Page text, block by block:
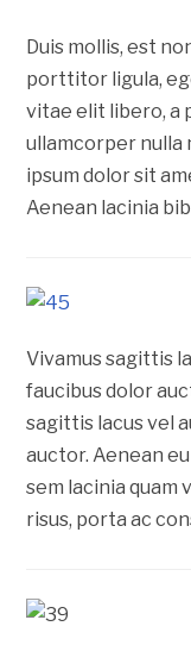
Duis mollis, est
porttitor ligula,
vitae elit libero, a
ullamcorper nulla
ipsum dolor sit
Aenean lacinia
Vivamus sagittis
faucibus dolor
sagittis lacus vel
auctor. Aenean
sem lacinia quam
risus, porta ac